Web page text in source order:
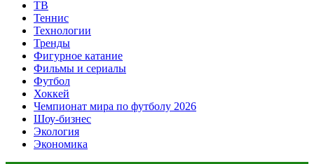
ТВ
Теннис
Технологии
Тренды
Фигурное катание
Фильмы и сериалы
Футбол
Хоккей
Чемпионат мира по футболу 2026
Шоу-бизнес
Экология
Экономика